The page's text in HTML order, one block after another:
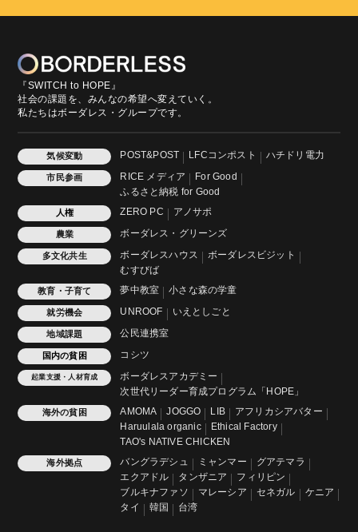
『SWITCH to HOPE』
社会の課題を、みんなの希望へ変えていく。
私たちはボーダレス・グループです。
気候変動 POST&POST LFCコンポスト ハチドリ電力
市民参画 RICE メディア
For Good
ふるさと納税 for Good
人権 ZERO PC アノサポ
農業 ボーダレス・グリーンズ
多文化共生 ボーダレスハウス
ボーダレスビジット
むすびば
教育・子育て 夢中教室 小さな森の学童
就労機会 UNROOF いえとしごと
地域課題 公民連携室
国内の貧困 コシツ
起業支援・人材育成
ボーダレスアカデミー
次世代リーダー育成プログラム「HOPE」
海外の貧困 AMOMA JOGGO LIB
アフリカシアバター
Haruulala organic
Ethical Factory
TAO's NATIVE CHICKEN
海外拠点 バングラデシュ ミャンマー
グアテマラ
エクアドル
タンザニア
フィリピン
ブルキナファソ
マレーシア セネガル
ケニア
タイ
韓国 台湾